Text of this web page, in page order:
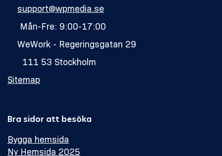
support@wpmedia.se
Mån-Fre: 9:00-17:00
WeWork - Regeringsgatan 29
111 53 Stockholm
Sitemap
Bra sidor att besöka
Bygga hemsida
Ny Hemsida 2025